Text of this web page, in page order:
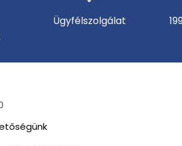
Ügyfélszolgálat